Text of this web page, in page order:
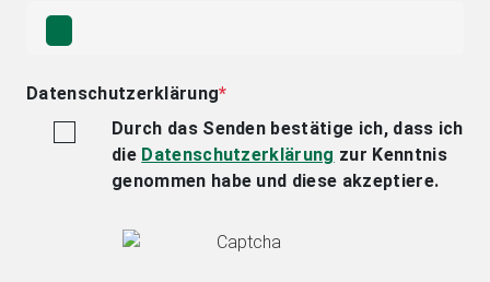
Datenschutzerklärung*
Durch das Senden bestätige ich, dass ich
die Datenschutzerklärung zur Kenntnis
genommen habe und diese akzeptiere.